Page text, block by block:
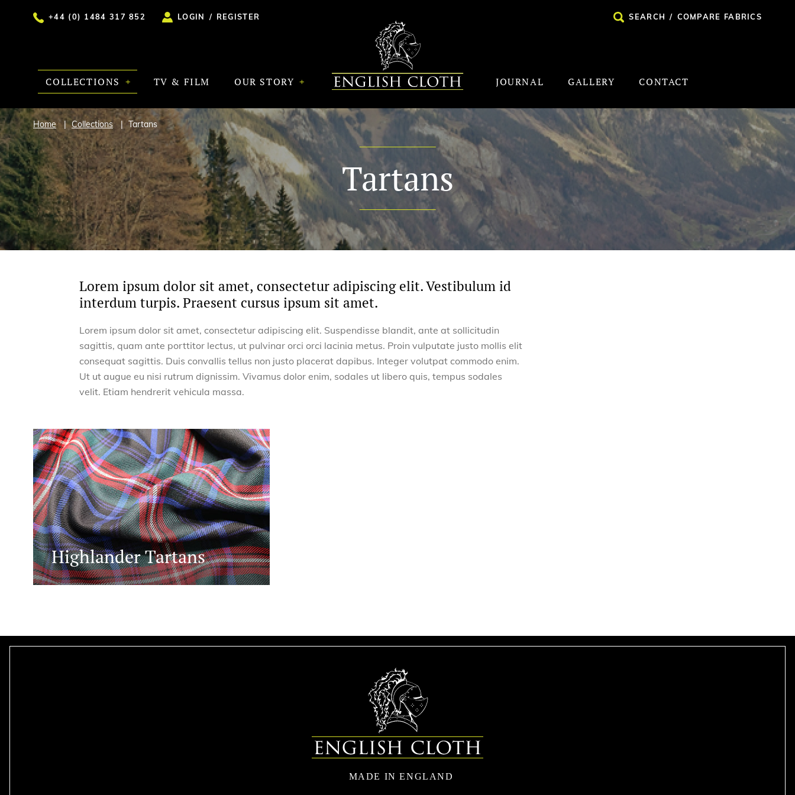
+44 (0) 1484 317 852 LOGIN / REGISTER SEARCH / COMPARE FABRICS
COLLECTIONS TV & FILM OUR STORY JOURNAL GALLERY CONTACT
Home Collections Tartans
Tartans
Lorem ipsum dolor sit amet, consectetur adipiscing elit. Vestibulum id
interdum turpis. Praesent cursus ipsum sit amet.
Lorem ipsum dolor sit amet, consectetur adipiscing elit. Suspendisse blandit, ante at sollicitudin
sagittis, quam ante porttitor lectus, ut pulvinar orci orci lacinia metus. Proin vulputate justo mollis elit
consequat sagittis. Duis convallis tellus non justo placerat dapibus. Integer volutpat commodo enim.
Ut ut augue eu nisi rutrum dignissim. Vivamus dolor enim, sodales ut libero quis, tempus sodales
velit. Etiam hendrerit vehicula massa.
Highlander Tartans